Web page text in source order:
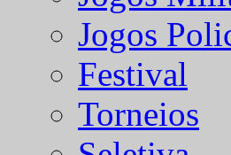
Jogos
Festival
Torneios